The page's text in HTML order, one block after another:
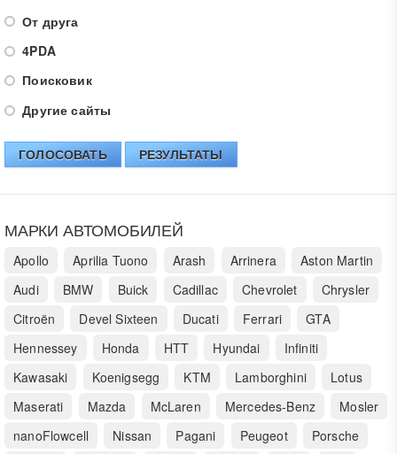
От друга
4PDA
Поисковик
Другие сайты
ГОЛОСОВАТЬ РЕЗУЛЬТАТЫ
МАРКИ АВТОМОБИЛЕЙ
Apollo Aprilia Tuono Arash Arrinera
Aston Martin
Audi
BMW Buick Cadillac Chevrolet
Chrysler
Citroën
Devel Sixteen Ducati Ferrari
GTA
Hennessey
Honda HTT Hyundai
Infiniti
Kawasaki
Koenigsegg KTM Lamborghini
Lotus
Maserati
Mazda McLaren Mercedes-Benz
Mosler
nanoFlowcell
Nissan Pagani Peugeot
Porsche